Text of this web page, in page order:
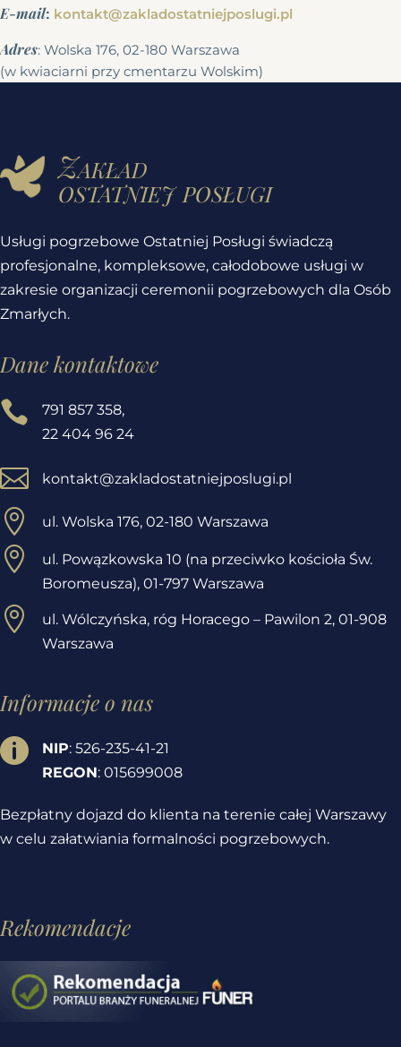
E-mail: kontakt@zakladostatniejposlugi.pl
Adres: Wolska 176, 02-180 Warszawa
(w kwiaciarni przy cmentarzu Wolskim)
Zakład
ostatniej posługi
Usługi pogrzebowe Ostatniej Posługi świadczą
profesjonalne, kompleksowe, całodobowe usługi w
zakresie organizacji ceremonii pogrzebowych dla Osób
Zmarłych.
Dane kontaktowe

791 857 358,
22 404 96 24
 kontakt@zakladostatniejposlugi.pl
 ul. Wolska 176, 02-180 Warszawa

ul. Powązkowska 10 (na przeciwko kościoła Św.
Boromeusza), 01-797 Warszawa
 ul. Wólczyńska, róg Horacego – Pawilon 2, 01-908
Warszawa
Informacje o nas

NIP: 526-235-41-21
REGON: 015699008
Bezpłatny dojazd do klienta na terenie całej Warszawy
w celu załatwiania formalności pogrzebowych.
Rekomendacje